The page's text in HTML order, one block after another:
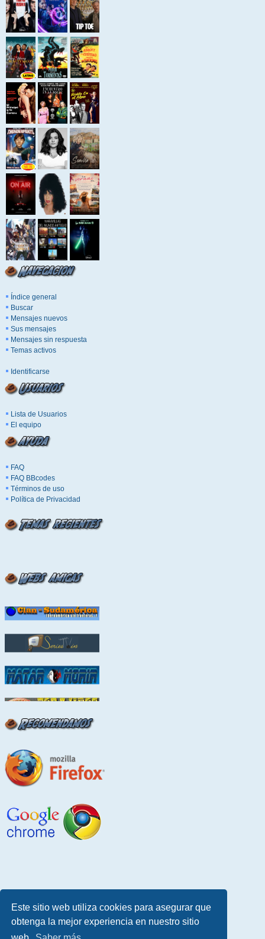
Este sitio web utiliza cookies para asegurar que
obtenga la mejor experiencia en nuestro sitio
Índice general
Buscar
Mensajes nuevos
Sus mensajes
Mensajes sin respuesta
Temas activos
Identificarse
Lista de Usuarios
El equipo
FAQ
FAQ BBcodes
Términos de uso
Política de Privacidad